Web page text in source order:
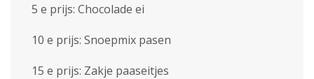
5 e prijs: Chocolade ei
10 e prijs: Snoepmix pasen
15 e prijs: Zakje paaseitjes